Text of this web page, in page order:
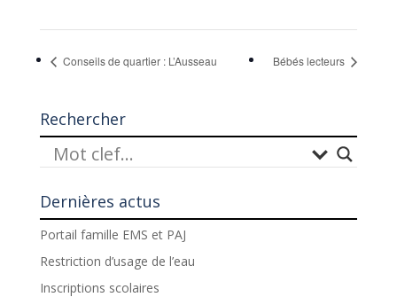
Conseils de quartier : L’Ausseau Bébés lecteurs
Rechercher
Dernières actus
Portail famille EMS et PAJ
Restriction d’usage de l’eau
Inscriptions scolaires